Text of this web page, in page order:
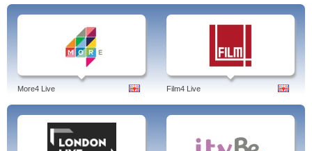
More4 Live Film4 Live